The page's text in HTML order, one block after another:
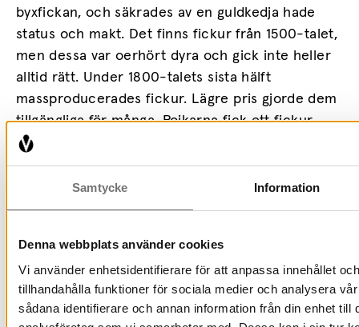
Samtycke Information
Denna webbplats använder cookies
Vi använder enhetsidentifierare för att anpassa innehållet
tillhandahålla funktioner för sociala medier och analysera
sådana identifierare och annan information från din enhet
byxfickan, och säkrades av en guldkedja hade
status och makt. Det finns fickur från 1500-talet,
men dessa var oerhört dyra och gick inte heller
alltid rätt. Under 1800-talets sista hälft
massproducerades fickur. Lägre pris gjorde dem
tillgängliga för många. Pojkarna fick ett fickur
som konfirmationspresent.
Många män från resandefolket specialiserade sig
klockan, hålla alla delarna i handen, laga, och
sätta ihop den igen – allt medan man gick längs
vägen. Att klockan gick rätt eller behövde
justeras en mikrosekund var sådant som man